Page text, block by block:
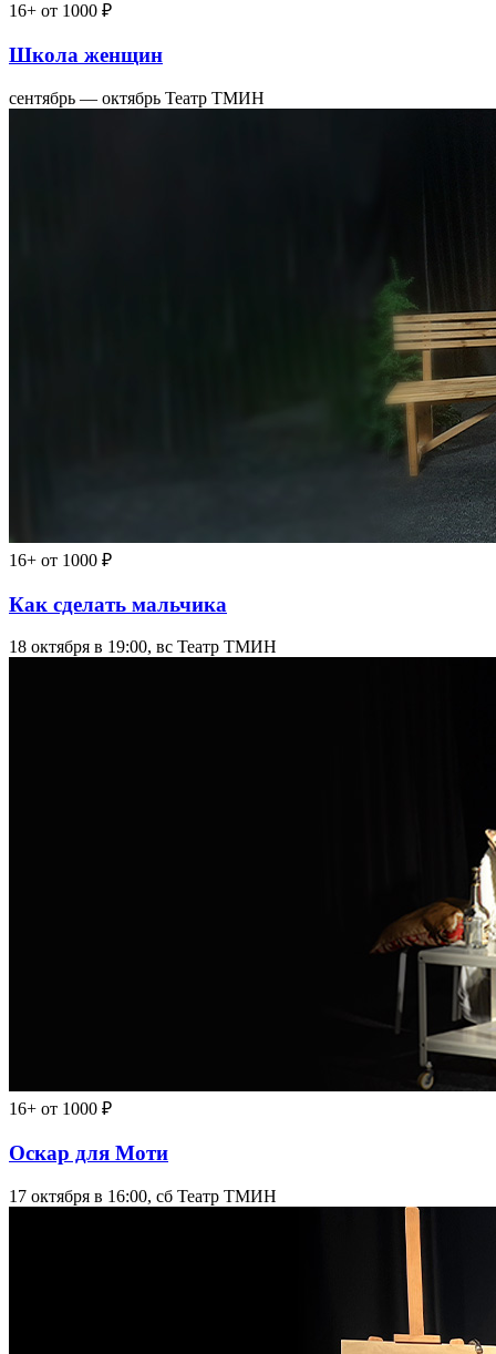
16+ от 1000 ₽
Школа женщин
сентябрь — октябрь Театр ТМИН
16+ от 1000 ₽
Как сделать мальчика
18 октября в 19:00, вс Театр ТМИН
16+ от 1000 ₽
Оскар для Моти
17 октября в 16:00, сб Театр ТМИН